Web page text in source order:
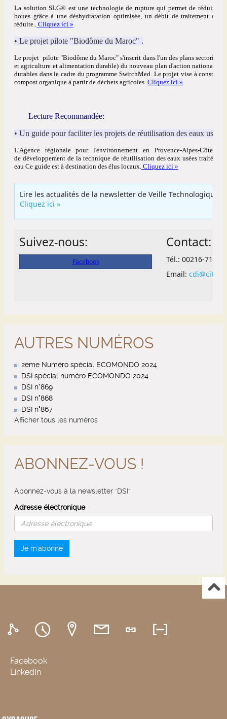
AUTRES NUMÉROS
2eme Numéro spécial ECOMONDO 2024
DSI spécial numéro ECOMONDO 2024
DSI n°869
DSI n°868
DSI n°867
Afficher tous les numéros
ABONNEZ-VOUS !
Abonnez-vous à la newsletter "DSI"
Adresse électronique
Je m'abonne
Facebook
LinkedIn